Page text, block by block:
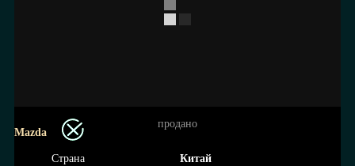
продано
Mazda
Страна
Китай